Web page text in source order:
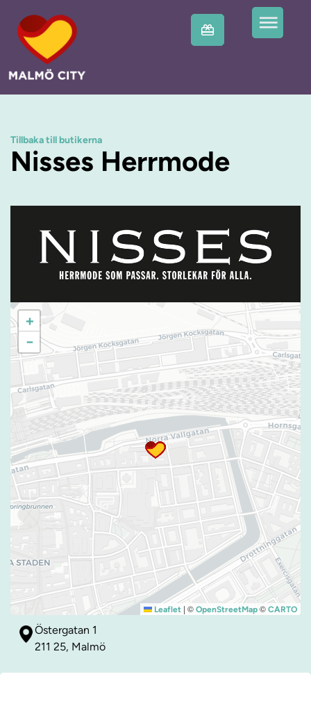
Tillbaka till butikerna
Nisses Herrmode
+
−
Leaflet | © OpenStreetMap © CARTO
Östergatan 1
211 25, Malmö